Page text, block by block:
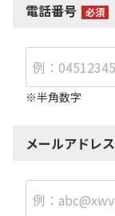
電話番号
※半角数字
メールアドレス